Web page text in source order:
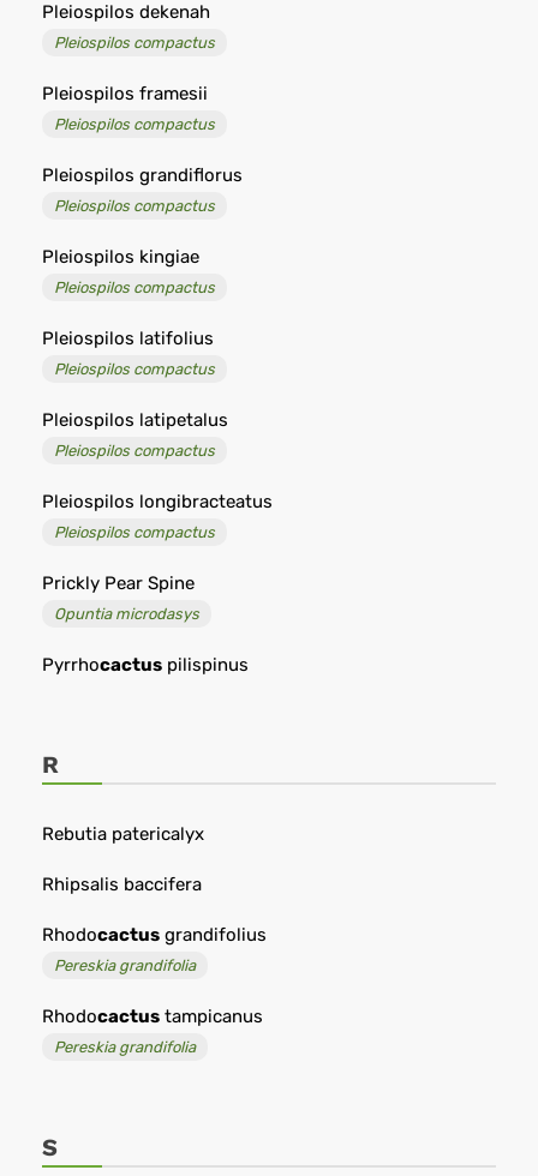
Pleiospilos dekenah
Pleiospilos compactus
Pleiospilos framesii
Pleiospilos compactus
Pleiospilos grandiflorus
Pleiospilos compactus
Pleiospilos kingiae
Pleiospilos compactus
Pleiospilos latifolius
Pleiospilos compactus
Pleiospilos latipetalus
Pleiospilos compactus
Pleiospilos longibracteatus
Pleiospilos compactus
Prickly Pear Spine
Opuntia microdasys
Pyrrhocactus pilispinus
R
Rebutia patericalyx
Rhipsalis baccifera
Rhodocactus grandifolius
Pereskia grandifolia
Rhodocactus tampicanus
Pereskia grandifolia
S